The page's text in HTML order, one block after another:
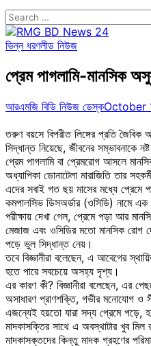
Search
for:
ভিন্ন ধরণলীড নিউজ
প্রেম পাগলামি-মানসিক
আরএমজি বিডি নিউজ ডেস্কOctober
তরুণ বয়সে বিপরীত লিঙ্গের প্রতি
সিদ্ধান্ত নিয়েছে, জীবনের সম্ভাবনাকে
প্রেম পাগলামি বা প্রেমরোগ আসলে
অধ্যাপিকা ডোনাটেলা মারাজিতি তার
এদের সবাই গত ছয় মাসের মধ্যে প্রেমে
কমপালসিভ ডিসঅর্ডার (ওসিডি) নামে
পরীক্ষায় দেখা গেল, প্রেমে পড়া আর
মেজাজ এবং ওসিডির মতো মানসিক রোগ
পড়ে ভুল সিদ্ধান্ত নেয়।
তবে বিজ্ঞানীরা বলেছেন, এ আবেগের
হতে পারে সবচেয়ে অসহ্য দৃশ্য।
এর কারণ কী? বিজ্ঞানীরা বলেছেন, এর
অসাধারণ প্রাণশক্তি, গভীর মনোযোগ ও
এজন্যেই হয়তো যারা সদ্য প্রেমে পড়ে,
মাদকাসক্তির সাথে এ অবস্থাটার খুব মিল
মাদকাসক্তদের কিন্তু মাদক গ্রহণের